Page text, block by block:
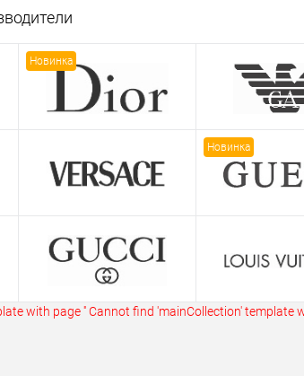
В избранное В наличии
Новинка
Новинка
with page ''Cannot find 'mainCollection' template